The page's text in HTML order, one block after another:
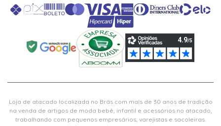
Loja de atacado localizada no Brás com mais de 30 anos de tradição
na venda de artigos de moda bebê, infantil e acessórios no atacado,
trabalhando com pequenos empresários, varejistas e sacoleiras.